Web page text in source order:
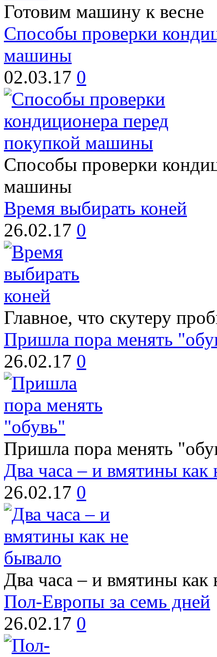
Готовим машину к весне
Способы проверки
машины
02.03.17 0
Способы проверки
машины
Время выбирать коней
26.02.17 0
Главное, что скутеру
Пришла пора менять
26.02.17 0
Пришла пора менять
Два часа – и вмятины как
26.02.17 0
Два часа – и вмятины как
Пол-Европы за семь дней
26.02.17 0